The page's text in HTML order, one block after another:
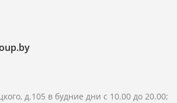
д.105 в будние дни с 10.00 до 20.00;